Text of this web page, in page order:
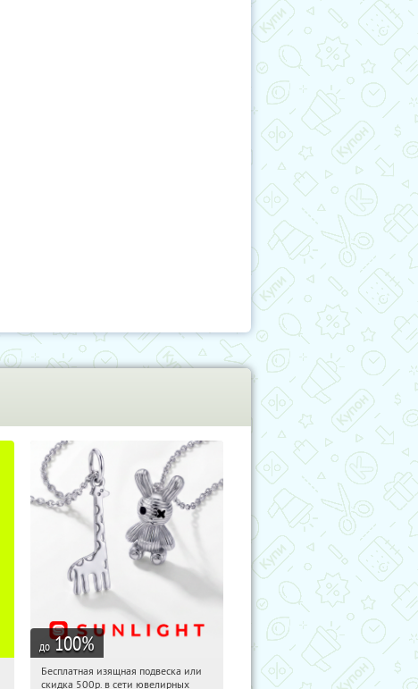
до 100%
11:08:00 Получили:
Бесплатная изящная подвеска или
скидка 500р. в сети ювелирных